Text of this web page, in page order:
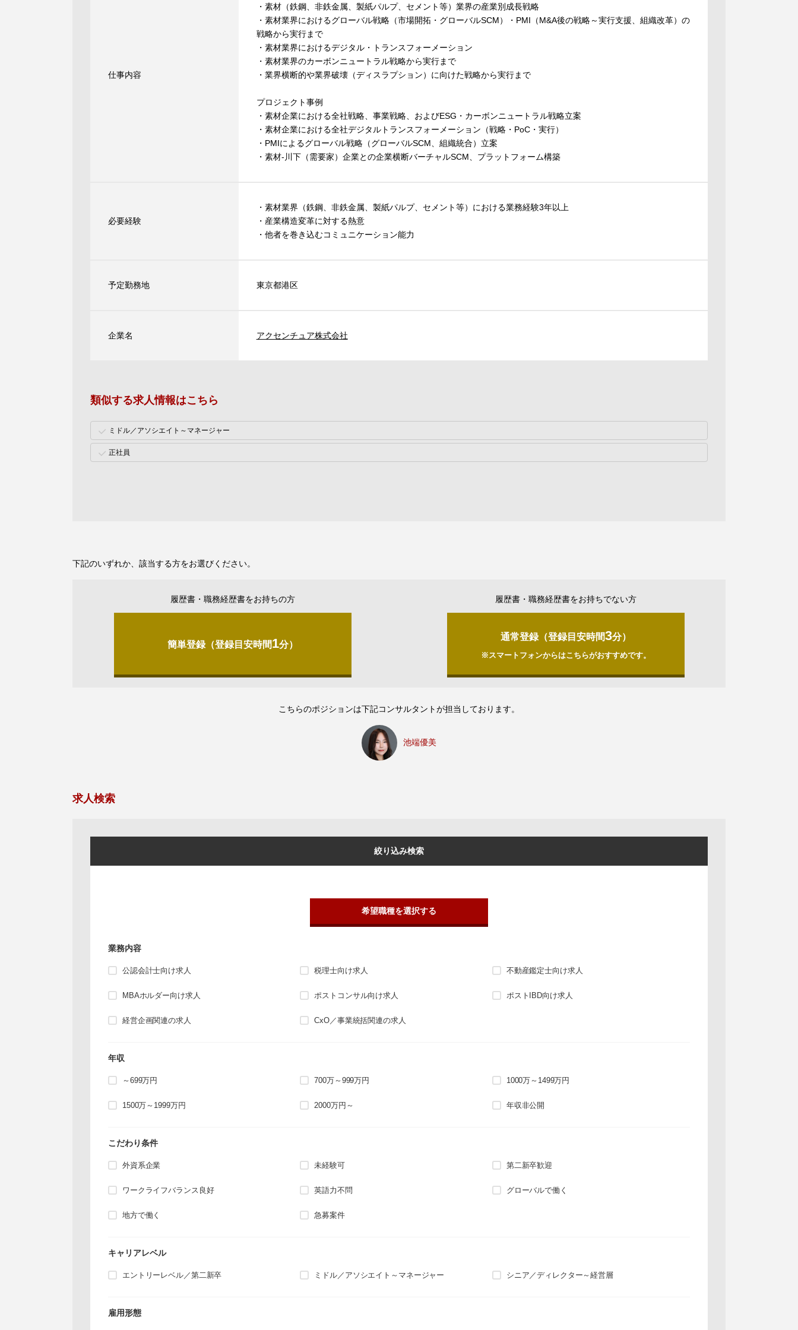
仕事内容
・素材（鉄鋼、非鉄金属、製紙パルプ、セメント等）業界の産業別成長戦略
・素材業界におけるグローバル戦略（市場開拓・グローバルSCM）・PMI（M&A後の戦略～実行支援、組織改革）の
戦略から実行まで
・素材業界におけるデジタル・トランスフォーメーション
・素材業界のカーボンニュートラル戦略から実行まで
・業界横断的や業界破壊（ディスラプション）に向けた戦略から実行まで
プロジェクト事例
・素材企業における全社戦略、事業戦略、およびESG・カーボンニュートラル戦略立案
・素材企業における全社デジタルトランスフォーメーション（戦略・PoC・実行）
・PMIによるグローバル戦略（グローバルSCM、組織統合）立案
・素材-川下（需要家）企業との企業横断バーチャルSCM、プラットフォーム構築
必要経験
・素材業界（鉄鋼、非鉄金属、製紙パルプ、セメント等）における業務経験3年以上
・産業構造変革に対する熱意
・他者を巻き込むコミュニケーション能力
予定勤務地 東京都港区
企業名 アクセンチュア株式会社
類似する求人情報はこちら
ミドル／アソシエイト～マネージャー
正社員
下記のいずれか、該当する方をお選びください。
履歴書・職務経歴書をお持ちの方
簡単登録（登録目安時間1分）
履歴書・職務経歴書をお持ちでない方
通常登録（登録目安時間3分）
※スマートフォンからはこちらがおすすめです。
こちらのポジションは下記コンサルタントが担当しております。
池端優美
求人検索
絞り込み検索
希望職種を選択する
業務内容
公認会計士向け求人 税理士向け求人 不動産鑑定士向け求人
MBAホルダー向け求人 ポストコンサル向け求人 ポストIBD向け求人
経営企画関連の求人 CxO／事業統括関連の求人
年収
～699万円 700万～999万円 1000万～1499万円
1500万～1999万円 2000万円～ 年収非公開
こだわり条件
外資系企業 未経験可 第二新卒歓迎
ワークライフバランス良好 英語力不問 グローバルで働く
地方で働く 急募案件
キャリアレベル
エントリーレベル／第二新卒 ミドル／アソシエイト～マネージャー シニア／ディレクター～経営層
雇用形態